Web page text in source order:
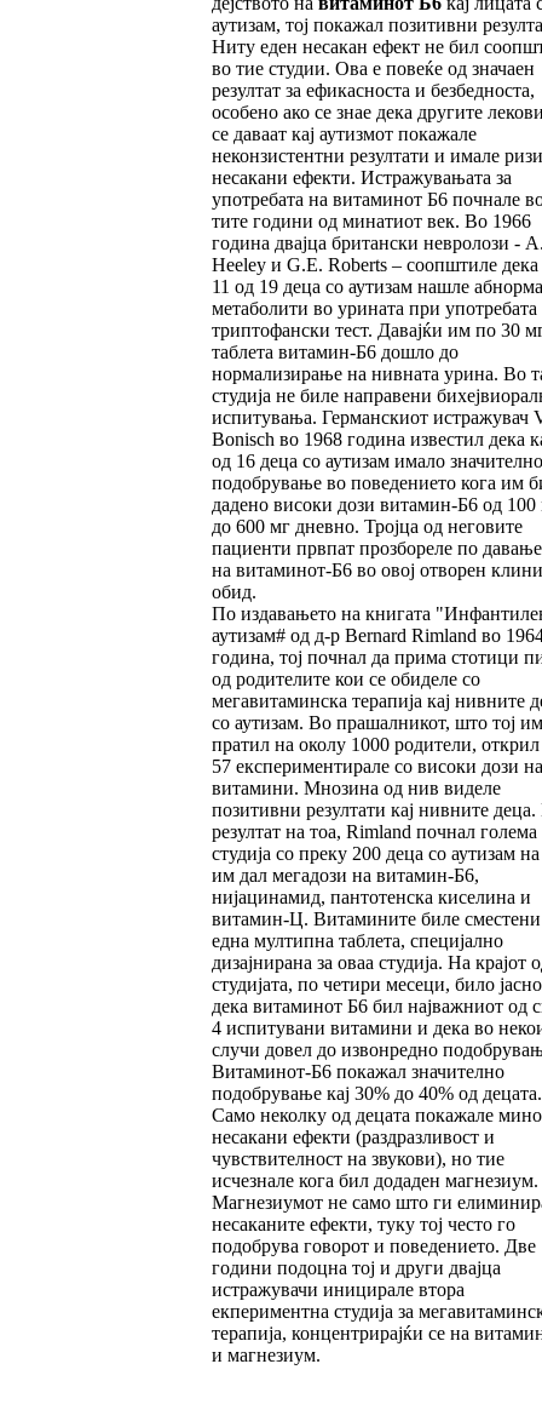
аутизам, тој покажал позитивни
Ниту еден несакан ефект не бил
во тие студии. Ова е повеќе од значаен
резултат за ефикасноста и безбедноста,
особено ако се знае дека другите
се даваат кај аутизмот покажале
неконзистентни резултати и имале
несакани ефекти. Истражувањата за
употребата на витаминот Б6 почнале
тите години од минатиот век. Во 1966
година двајца британски невролози -
Heeley и G.E. Roberts – соопштиле дека
11 од 19 деца со аутизам нашле
метаболити во урината при употребата
триптофански тест. Давајќи им по 30
таблета витамин-Б6 дошло до
нормализирање на нивната урина. Во
студија не биле направени
испитувања. Германскиот истражувач
Bonisch во 1968 година известил дека
од 16 деца со аутизам имало значително
подобрување во поведението кога им
дадено високи дози витамин-Б6 од 100
до 600 мг дневно. Тројца од неговите
пациенти првпат прозбореле по
на витаминот-Б6 во овој отворен
обид.
По издавањето на книгата
аутизам# од д-р Bernard Rimland во
година, тој почнал да прима стотици
од родителите кои се обиделе со
мегавитаминска терапија кај нивните
со аутизам. Во прашалникот, што тој
пратил на околу 1000 родители, открил
57 експериментирале со високи дози на
витамини. Мнозина од нив виделе
позитивни резултати кај нивните деца.
резултат на тоа, Rimland почнал голема
студија со преку 200 деца со аутизам
им дал мегадози на витамин-Б6,
нијацинамид, пантотенска киселина и
витамин-Ц. Витамините биле
една мултипна таблета, специјално
дизајнирана за оваа студија. На крајот
студијата, по четири месеци, било јасно
дека витаминот Б6 бил најважниот од
4 испитувани витамини и дека во
случи довел до извонредно
Витаминот-Б6 покажал значително
подобрување кај 30% до 40% од децата.
Само неколку од децата покажале
несакани ефекти (раздразливост и
чувствителност на звукови), но тие
исчезнале кога бил додаден магнезиум.
Магнезиумот не само што ги
несаканите ефекти, туку тој често го
подобрува говорот и поведението. Две
години подоцна тој и други двајца
истражувачи иницирале втора
екпериментна студија за
терапија, концентрирајќи се на
и магнезиум.